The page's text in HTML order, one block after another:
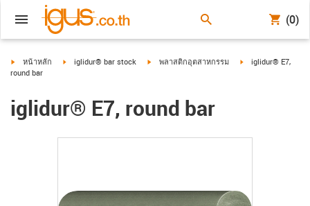
(0)
igus-icon-arrow-right
หน้าหลัก igus-icon-arrow-right
iglidur® bar stock igus-icon-arrow-right
พลาสติกอุตสาหกรรม igus-icon-arrow-
iglidur® E7,
round bar
iglidur® E7, round bar